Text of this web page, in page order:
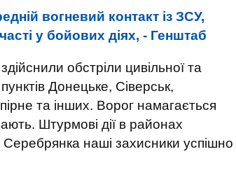
вогневий контакт із ЗСУ,
у бойових діях, - Генштаб
обстріли цивільної та
Донецьке, Сіверськ,
та інших. Ворог намагається
Штурмові дії в районах
Серебрянка наші захисники успішно